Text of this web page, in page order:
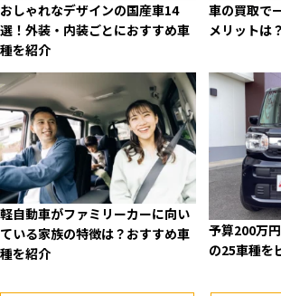
おしゃれなデザインの国産車14
選！外装・内装ごとにおすすめ車
種を紹介
車の買取で
メリットは
軽自動車がファミリーカーに向い
ている家族の特徴は？おすすめ車
種を紹介
予算200万
の25車種を